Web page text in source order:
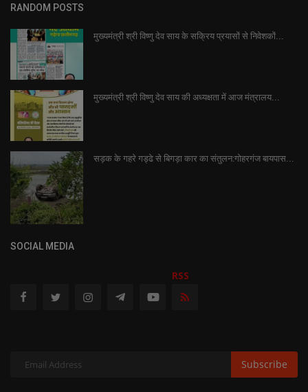
RANDOM POSTS
मुख्यमंत्री श्री विष्णु देव साय के सक्रिय प्रयासों से निवेशकों...
मुख्यमंत्री श्री विष्णु देव साय की अध्यक्षता में आज मंत्रालय...
सड़क के गहरे गड्ढे से बिगड़ा कार का संतुलन:गोहरगंज बायपास...
SOCIAL MEDIA
RSS
Subscribe